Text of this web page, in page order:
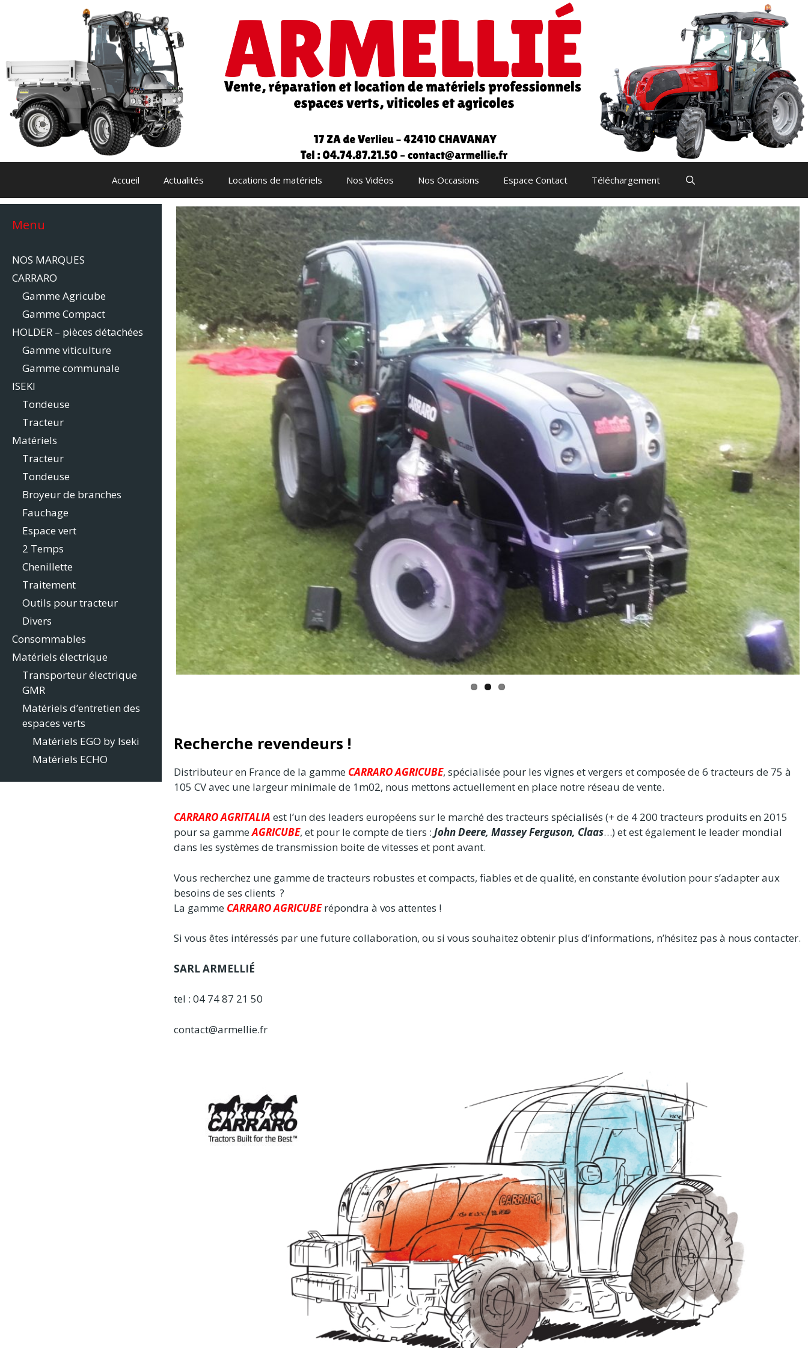
Accueil Actualités Locations de matériels Nos Vidéos Nos Occasions Espace Contact Téléchargement
Recherche revendeurs !
Distributeur en France de la gammeCARRAROAGRICUBE, spécialisée pour les vignes et vergers et composée de 6 tracteurs de 75 à
105 CV avec une largeur minimale de 1m02, nous mettons actuellement en place notre réseau de vente.
CARRARO AGRITALIA est l’un des leaders européens sur le marché des tracteurs spécialisés (+ de 4 200 tracteurs produits en 2015
pour sa gammeAGRICUBE, et pour le compte de tiers : John Deere, Massey Ferguson, Claas…) et est également le leader mondial
dans les systèmes de transmission boite de vitesses et pont avant.
Vous recherchez une gamme de tracteurs robustes et compacts, fiables et de qualité, en constante évolution pour s’adapter aux
besoins de ses clients ?
La gamme CARRARO AGRICUBErépondra à vos attentes !
Si vous êtes intéressés par une future collaboration, ou si vous souhaitez obtenir plus d’informations, n’hésitez pas à nous contacter.
SARL ARMELLIÉ
tel : 04 74 87 21 50
contact@armellie.fr
Menu
NOS MARQUES
CARRARO
Gamme Agricube
Gamme Compact
HOLDER – pièces détachées
Gamme viticulture
Gamme communale
ISEKI
Tondeuse
Tracteur
Matériels
Tracteur
Tondeuse
Broyeur de branches
Fauchage
Espace vert
2 Temps
Chenillette
Traitement
Outils pour tracteur
Divers
Consommables
Matériels électrique
Transporteur électrique
GMR
Matériels d’entretien des
espaces verts
Matériels EGO by Iseki
Matériels ECHO